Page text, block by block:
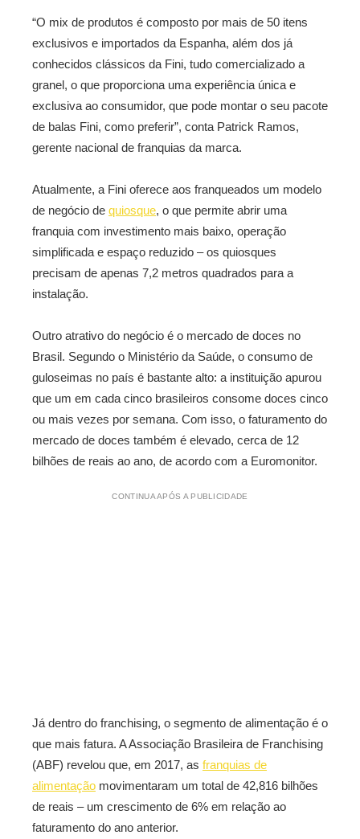
“O mix de produtos é composto por mais de 50 itens
exclusivos e importados da Espanha, além dos já
conhecidos clássicos da Fini, tudo comercializado a
granel, o que proporciona uma experiência única e
exclusiva ao consumidor, que pode montar o seu pacote
de balas Fini, como preferir”, conta Patrick Ramos,
gerente nacional de franquias da marca.
Atualmente, a Fini oferece aos franqueados um modelo
de negócio de quiosque, o que permite abrir uma
franquia com investimento mais baixo, operação
simplificada e espaço reduzido – os quiosques
precisam de apenas 7,2 metros quadrados para a
instalação.
Outro atrativo do negócio é o mercado de doces no
Brasil. Segundo o Ministério da Saúde, o consumo de
guloseimas no país é bastante alto: a instituição apurou
que um em cada cinco brasileiros consome doces cinco
ou mais vezes por semana. Com isso, o faturamento do
mercado de doces também é elevado, cerca de 12
bilhões de reais ao ano, de acordo com a Euromonitor.
CONTINUA APÓS A PUBLICIDADE
Já dentro do franchising, o segmento de alimentação é o
que mais fatura. A Associação Brasileira de Franchising
(ABF) revelou que, em 2017, as franquias de
alimentação movimentaram um total de 42,816 bilhões
de reais – um crescimento de 6% em relação ao
faturamento do ano anterior.